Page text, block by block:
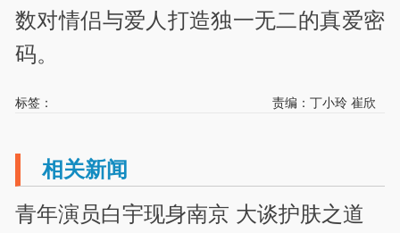
数对情侣与爱人打造独一无二的真爱密
码。
标签： 责编：丁小玲 崔欣
相关新闻
青年演员白宇现身南京 大谈护肤之道